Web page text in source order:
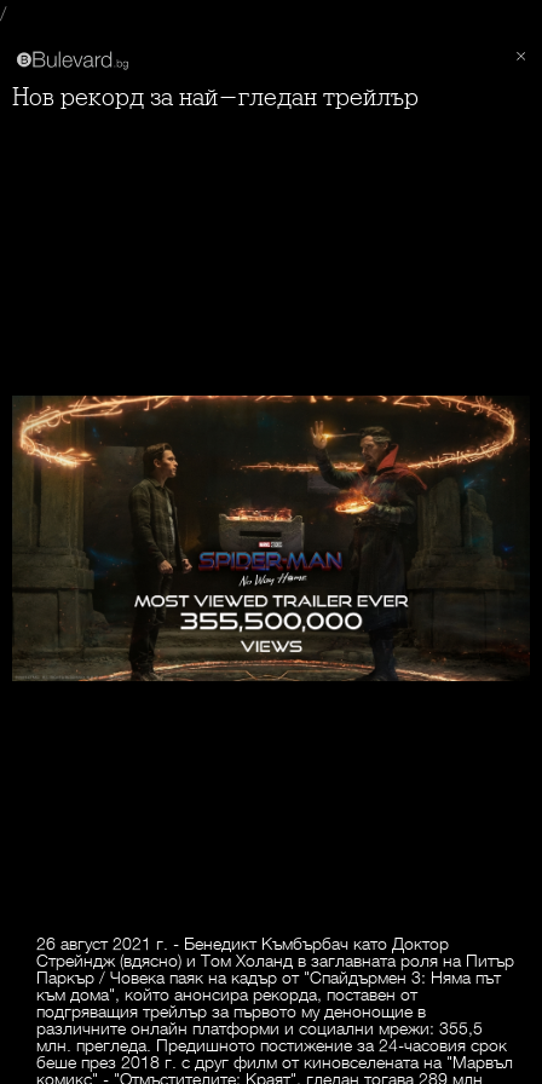
/
Нов рекорд за най-гледан трейлър
26 август 2021 г. - Бенедикт Къмбърбач като Доктор
Стрейндж (вдясно) и Том Холанд в заглавната роля на Питър
Паркър / Човека паяк на кадър от "Спайдърмен 3: Няма път
към дома", който анонсира рекорда, поставен от
подгряващия трейлър за първото му денонощие в
различните онлайн платформи и социални мрежи: 355,5
млн. прегледа. Предишното постижение за 24-часовия срок
беше през 2018 г. с друг филм от киновселената на "Марвъл
комикс" - "Отмъстителите: Краят", гледан тогава 289 млн.